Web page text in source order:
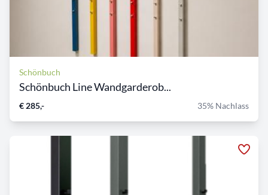
Schönbuch
Schönbuch Line Wandgarderob...
€ 285,- 35% Nachlass